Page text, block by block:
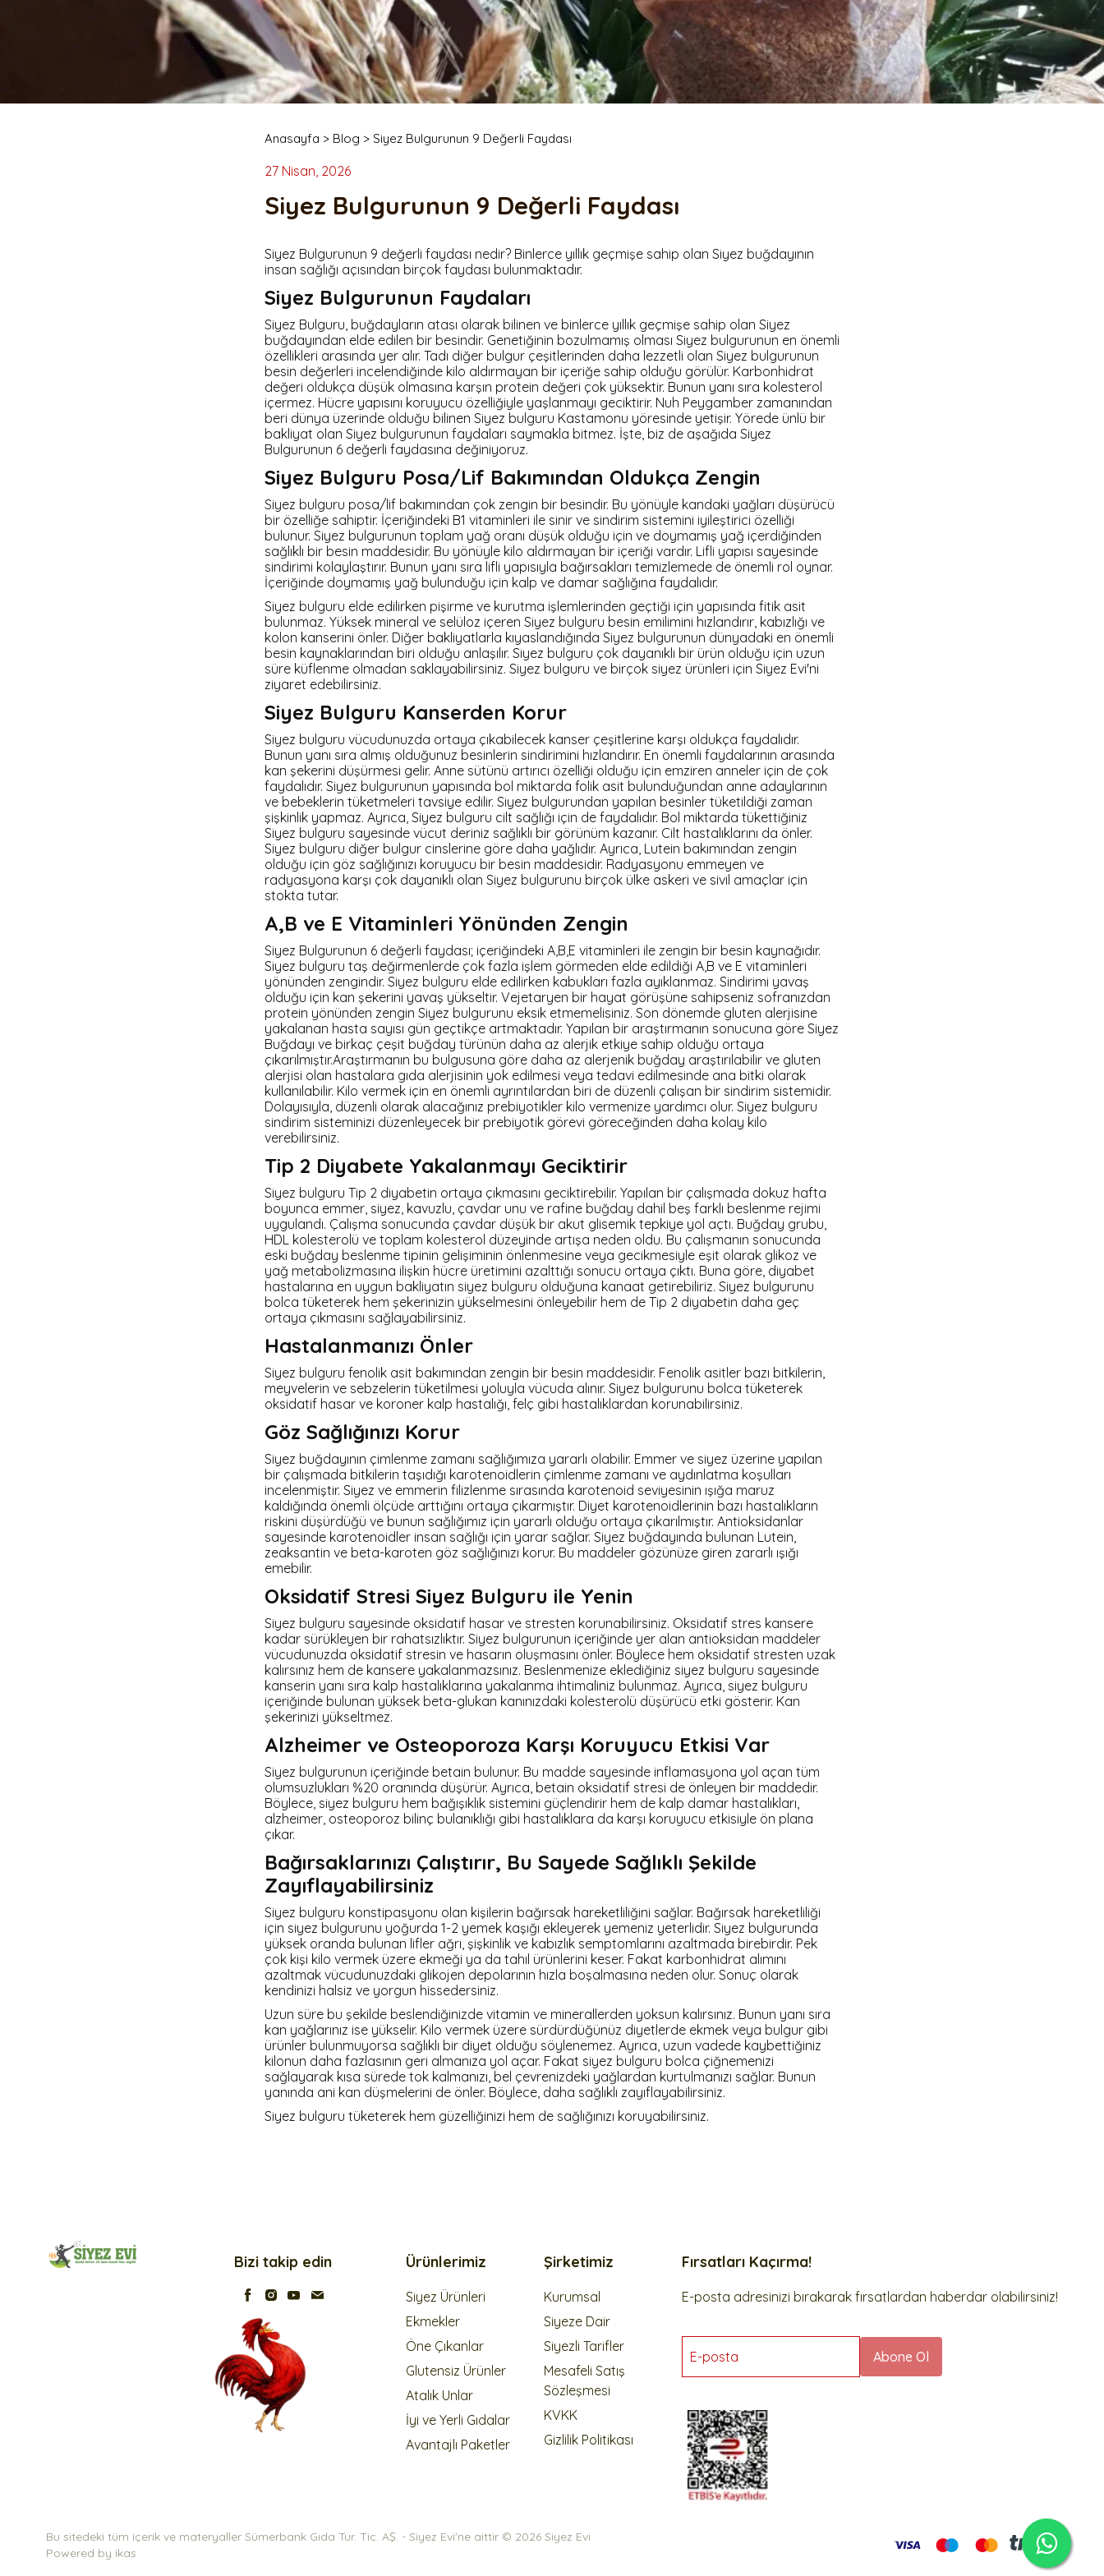
Siyez Unlu Ay Çekirdekli
Simit 10 Adet
Poğaça
Siyez Unlu Kurutulmuş
Domatesli Poğaça
Şekersiz Glütensiz Çikolata
Topu
Siyez Unlu Mini Simit
Şekersiz Bebe Bisküvisi
Zerdeçallı Kurabiye
Siyez Unu 500 Gr
Siyez Unu 3'lü 1 Kg
Siyez Unu 5'li 1 Kg
Siyez Unu 5 Kg
Siyez Unu 25 Kg
Ekmeği
Zeytin Ezmeli Kapya Biberli Grisini
Pancarlı Grisini
Anasayfa > Blog > Siyez Bulgurunun 9 Değerli Faydası
27 Nisan, 2026
Siyez Bulgurunun 9 Değerli Faydası
Siyez Bulgurunun 9 değerli faydası nedir? Binlerce yıllık geçmişe sahip olan Siyez buğdayının
insan sağlığı açısından birçok faydası bulunmaktadır.
Siyez Bulgurunun Faydaları
Siyez Bulguru, buğdayların atası olarak bilinen ve binlerce yıllık geçmişe sahip olan Siyez
buğdayından elde edilen bir besindir. Genetiğinin bozulmamış olması Siyez bulgurunun en önemli
özellikleri arasında yer alır. Tadı diğer bulgur çeşitlerinden daha lezzetli olan Siyez bulgurunun
besin değerleri incelendiğinde kilo aldırmayan bir içeriğe sahip olduğu görülür. Karbonhidrat
değeri oldukça düşük olmasına karşın protein değeri çok yüksektir. Bunun yanı sıra kolesterol
içermez. Hücre yapısını koruyucu özelliğiyle yaşlanmayı geciktirir. Nuh Peygamber zamanından
beri dünya üzerinde olduğu bilinen Siyez bulguru Kastamonu yöresinde yetişir. Yörede ünlü bir
bakliyat olan Siyez bulgurunun faydaları saymakla bitmez. İşte, biz de aşağıda Siyez
Bulgurunun 6 değerli faydasına değiniyoruz.
Siyez Bulguru Posa/Lif Bakımından Oldukça Zengin
Siyez bulguru posa/lif bakımından çok zengin bir besindir. Bu yönüyle kandaki yağları düşürücü
bir özelliğe sahiptir. İçeriğindeki B1 vitaminleri ile sinir ve sindirim sistemini iyileştirici özelliği
bulunur. Siyez bulgurunun toplam yağ oranı düşük olduğu için ve doymamış yağ içerdiğinden
sağlıklı bir besin maddesidir. Bu yönüyle kilo aldırmayan bir içeriği vardır. Lifli yapısı sayesinde
sindirimi kolaylaştırır. Bunun yanı sıra lifli yapısıyla bağırsakları temizlemede de önemli rol oynar.
İçeriğinde doymamış yağ bulunduğu için kalp ve damar sağlığına faydalıdır.
Siyez bulguru elde edilirken pişirme ve kurutma işlemlerinden geçtiği için yapısında fitik asit
bulunmaz. Yüksek mineral ve selüloz içeren Siyez bulguru besin emilimini hızlandırır, kabızlığı ve
kolon kanserini önler. Diğer bakliyatlarla kıyaslandığında Siyez bulgurunun dünyadaki en önemli
besin kaynaklarından biri olduğu anlaşılır. Siyez bulguru çok dayanıklı bir ürün olduğu için uzun
süre küflenme olmadan saklayabilirsiniz. Siyez bulguru ve birçok siyez ürünleri için Siyez Evi'ni
ziyaret edebilirsiniz.
Siyez Bulguru Kanserden Korur
Siyez bulguru vücudunuzda ortaya çıkabilecek kanser çeşitlerine karşı oldukça faydalıdır.
Bunun yanı sıra almış olduğunuz besinlerin sindirimini hızlandırır. En önemli faydalarının arasında
kan şekerini düşürmesi gelir. Anne sütünü artırıcı özelliği olduğu için emziren anneler için de çok
faydalıdır. Siyez bulgurunun yapısında bol miktarda folik asit bulunduğundan anne adaylarının
ve bebeklerin tüketmeleri tavsiye edilir. Siyez bulgurundan yapılan besinler tüketildiği zaman
şişkinlik yapmaz. Ayrıca, Siyez bulguru cilt sağlığı için de faydalıdır. Bol miktarda tükettiğiniz
Siyez bulguru sayesinde vücut deriniz sağlıklı bir görünüm kazanır. Cilt hastalıklarını da önler.
Siyez bulguru diğer bulgur cinslerine göre daha yağlıdır. Ayrıca, Lutein bakımından zengin
olduğu için göz sağlığınızı koruyucu bir besin maddesidir. Radyasyonu emmeyen ve
radyasyona karşı çok dayanıklı olan Siyez bulgurunu birçok ülke askeri ve sivil amaçlar için
stokta tutar.
A,B ve E Vitaminleri Yönünden Zengin
Siyez Bulgurunun 6 değerli faydası; içeriğindeki A,B,E vitaminleri ile zengin bir besin kaynağıdır.
Siyez bulguru taş değirmenlerde çok fazla işlem görmeden elde edildiği A,B ve E vitaminleri
yönünden zengindir. Siyez bulguru elde edilirken kabukları fazla ayıklanmaz. Sindirimi yavaş
olduğu için kan şekerini yavaş yükseltir. Vejetaryen bir hayat görüşüne sahipseniz sofranızdan
protein yönünden zengin Siyez bulgurunu eksik etmemelisiniz. Son dönemde gluten alerjisine
yakalanan hasta sayısı gün geçtikçe artmaktadır. Yapılan bir araştırmanın sonucuna göre Siyez
Buğdayı ve birkaç çeşit buğday türünün daha az alerjik etkiye sahip olduğu ortaya
çıkarılmıştır.Araştırmanın bu bulgusuna göre daha az alerjenik buğday araştırılabilir ve gluten
alerjisi olan hastalara gıda alerjisinin yok edilmesi veya tedavi edilmesinde ana bitki olarak
kullanılabilir. Kilo vermek için en önemli ayrıntılardan biri de düzenli çalışan bir sindirim sistemidir.
Dolayısıyla, düzenli olarak alacağınız prebiyotikler kilo vermenize yardımcı olur. Siyez bulguru
sindirim sisteminizi düzenleyecek bir prebiyotik görevi göreceğinden daha kolay kilo
verebilirsiniz.
Tip 2 Diyabete Yakalanmayı Geciktirir
Siyez bulguru Tip 2 diyabetin ortaya çıkmasını geciktirebilir. Yapılan bir çalışmada dokuz hafta
boyunca emmer, siyez, kavuzlu, çavdar unu ve rafine buğday dahil beş farklı beslenme rejimi
uygulandı. Çalışma sonucunda çavdar düşük bir akut glisemik tepkiye yol açtı. Buğday grubu,
HDL kolesterolü ve toplam kolesterol düzeyinde artışa neden oldu. Bu çalışmanın sonucunda
eski buğday beslenme tipinin gelişiminin önlenmesine veya gecikmesiyle eşit olarak glikoz ve
yağ metabolizmasına ilişkin hücre üretimini azalttığı sonucu ortaya çıktı. Buna göre, diyabet
hastalarına en uygun bakliyatın siyez bulguru olduğuna kanaat getirebiliriz. Siyez bulgurunu
bolca tüketerek hem şekerinizin yükselmesini önleyebilir hem de Tip 2 diyabetin daha geç
ortaya çıkmasını sağlayabilirsiniz.
Hastalanmanızı Önler
Siyez bulguru fenolik asit bakımından zengin bir besin maddesidir. Fenolik asitler bazı bitkilerin,
meyvelerin ve sebzelerin tüketilmesi yoluyla vücuda alınır. Siyez bulgurunu bolca tüketerek
oksidatif hasar ve koroner kalp hastalığı, felç gibi hastalıklardan korunabilirsiniz.
Göz Sağlığınızı Korur
Siyez buğdayının çimlenme zamanı sağlığımıza yararlı olabilir. Emmer ve siyez üzerine yapılan
bir çalışmada bitkilerin taşıdığı karotenoidlerin çimlenme zamanı ve aydınlatma koşulları
incelenmiştir. Siyez ve emmerin filizlenme sırasında karotenoid seviyesinin ışığa maruz
kaldığında önemli ölçüde arttığını ortaya çıkarmıştır. Diyet karotenoidlerinin bazı hastalıkların
riskini düşürdüğü ve bunun sağlığımız için yararlı olduğu ortaya çıkarılmıştır. Antioksidanlar
sayesinde karotenoidler insan sağlığı için yarar sağlar. Siyez buğdayında bulunan Lutein,
zeaksantin ve beta-karoten göz sağlığınızı korur. Bu maddeler gözünüze giren zararlı ışığı
emebilir.
Oksidatif Stresi Siyez Bulguru ile Yenin
Siyez bulguru sayesinde oksidatif hasar ve stresten korunabilirsiniz. Oksidatif stres kansere
kadar sürükleyen bir rahatsızlıktır. Siyez bulgurunun içeriğinde yer alan antioksidan maddeler
vücudunuzda oksidatif stresin ve hasarın oluşmasını önler. Böylece hem oksidatif stresten uzak
kalırsınız hem de kansere yakalanmazsınız. Beslenmenize eklediğiniz siyez bulguru sayesinde
kanserin yanı sıra kalp hastalıklarına yakalanma ihtimaliniz bulunmaz. Ayrıca, siyez bulguru
içeriğinde bulunan yüksek beta-glukan kanınızdaki kolesterolü düşürücü etki gösterir. Kan
şekerinizi yükseltmez.
Alzheimer ve Osteoporoza Karşı Koruyucu Etkisi Var
Siyez bulgurunun içeriğinde betain bulunur. Bu madde sayesinde inflamasyona yol açan tüm
olumsuzlukları %20 oranında düşürür. Ayrıca, betain oksidatif stresi de önleyen bir maddedir.
Böylece, siyez bulguru hem bağışıklık sistemini güçlendirir hem de kalp damar hastalıkları,
alzheimer, osteoporoz bilinç bulanıklığı gibi hastalıklara da karşı koruyucu etkisiyle ön plana
çıkar.
Bağırsaklarınızı Çalıştırır, Bu Sayede Sağlıklı Şekilde
Zayıflayabilirsiniz
Siyez bulguru konstipasyonu olan kişilerin bağırsak hareketliliğini sağlar. Bağırsak hareketliliği
için siyez bulgurunu yoğurda 1-2 yemek kaşığı ekleyerek yemeniz yeterlidir. Siyez bulgurunda
yüksek oranda bulunan lifler ağrı, şişkinlik ve kabızlık semptomlarını azaltmada birebirdir. Pek
çok kişi kilo vermek üzere ekmeği ya da tahıl ürünlerini keser. Fakat karbonhidrat alımını
azaltmak vücudunuzdaki glikojen depolarının hızla boşalmasına neden olur. Sonuç olarak
kendinizi halsiz ve yorgun hissedersiniz.
Uzun süre bu şekilde beslendiğinizde vitamin ve minerallerden yoksun kalırsınız. Bunun yanı sıra
kan yağlarınız ise yükselir. Kilo vermek üzere sürdürdüğünüz diyetlerde ekmek veya bulgur gibi
ürünler bulunmuyorsa sağlıklı bir diyet olduğu söylenemez. Ayrıca, uzun vadede kaybettiğiniz
kilonun daha fazlasının geri almanıza yol açar. Fakat siyez bulguru bolca çiğnemenizi
sağlayarak kısa sürede tok kalmanızı, bel çevrenizdeki yağlardan kurtulmanızı sağlar. Bunun
yanında ani kan düşmelerini de önler. Böylece, daha sağlıklı zayıflayabilirsiniz.
Siyez bulguru tüketerek hem güzelliğinizi hem de sağlığınızı koruyabilirsiniz.
Bizi takip edin Ürünlerimiz
Siyez Ürünleri
Ekmekler
Öne Çıkanlar
Glutensiz Ürünler
Atalık Unlar
İyi ve Yerli Gıdalar
Avantajlı Paketler
Şirketimiz
Kurumsal
Siyeze Dair
Siyezli Tarifler
Mesafeli Satış
Sözleşmesi
KVKK
Gizlilik Politikası
Fırsatları Kaçırma!
E-posta adresinizi bırakarak fırsatlardan haberdar olabilirsiniz!
E-posta Abone Ol
Bu sitedeki tüm içerik ve materyaller Sümerbank Gıda Tur. Tic. AŞ. - Siyez Evi'ne aittir © 2026 Siyez Evi
Powered by ikas